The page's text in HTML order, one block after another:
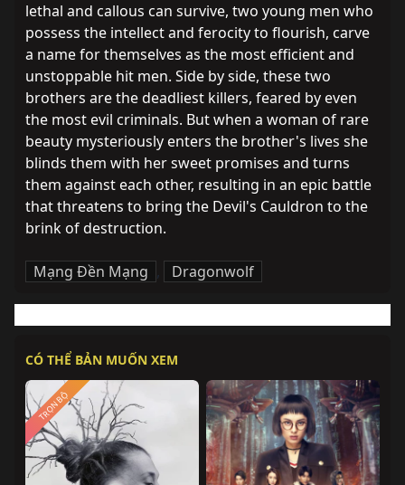
lethal and callous can survive, two young men who
possess the intellect and ferocity to flourish, carve
a name for themselves as the most efficient and
unstoppable hit men. Side by side, these two
brothers are the deadliest killers, feared by even
the most evil criminals. But when a woman of rare
beauty mysteriously enters the brother's lives she
blinds them with her sweet promises and turns
them against each other, resulting in an epic battle
that threatens to bring the Devil's Cauldron to the
brink of destruction.
Mạng Đền Mạng , Dragonwolf
CÓ THỂ BẢN MUỐN XEM
TRỌN BỘ